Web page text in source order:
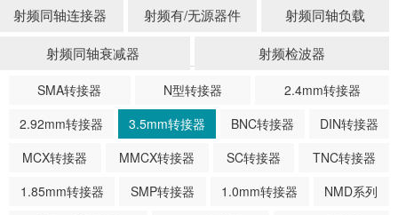
射频同轴连接器 射频有/无源器件 射频同轴负载
射频同轴衰减器 射频检波器
SMA转接器 N型转接器
2.4mm转接器
2.92mm转接器
3.5mm转接器 BNC转接器
DIN转接器
MCX转接器
MMCX转接器 SC转接器
TNC转接器
1.85mm转接器
SMP转接器 1.0mm转接器
NMD系列